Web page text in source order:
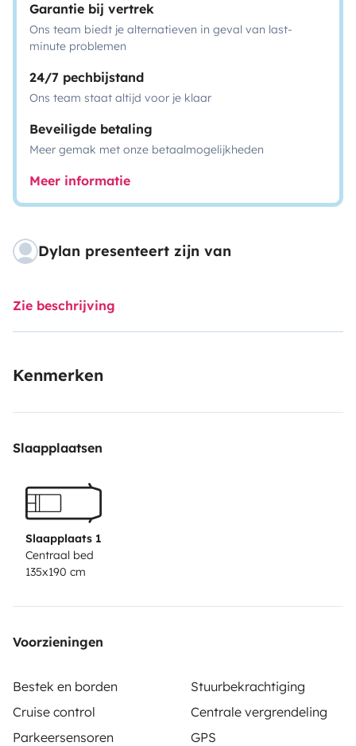
Garantie bij vertrek
Ons team biedt je alternatieven in geval van last-
minute problemen
24/7 pechbijstand
Ons team staat altijd voor je klaar
Beveiligde betaling
Meer gemak met onze betaalmogelijkheden
Meer informatie
Dylan presenteert zijn van
Zie beschrijving
Kenmerken
Slaapplaatsen
Slaapplaats 1
Centraal bed
135x190 cm
Voorzieningen
Bestek en borden
Stuurbekrachtiging
Cruise control
Centrale vergrendeling
Parkeersensoren
GPS